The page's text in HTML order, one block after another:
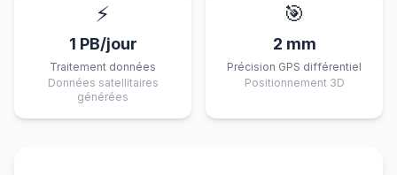
⚡
1 PB/jour
Traitement données
Données satellitaires
générées
🎯
2 mm
Précision GPS différentiel
Positionnement 3D